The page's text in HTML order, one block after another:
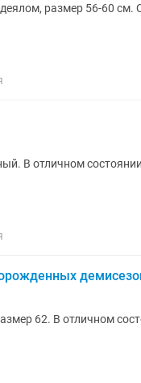
размер 56-60 см.
В отличном
62. В отличном